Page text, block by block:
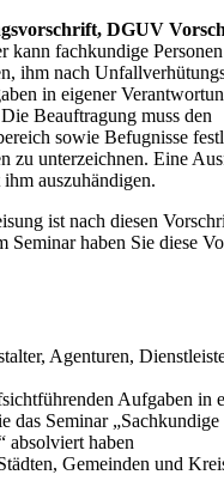
DGUV
kann fachkundige
ihm nach
in eigener
Beauftragung muss den
sowie Befugnisse
zu unterzeichnen. Eine
auszuhändigen.
ist nach diesen
haben Sie diese
Agenturen,
Aufgaben in
das Seminar „Sachkundige
absolviert haben
Gemeinden und